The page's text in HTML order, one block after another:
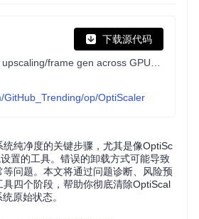
下载源代码
GitHub_Trending/op/OptiScaler
纯净度的关键步骤，尤其是像OptiSc
置的工具。错误的卸载方式可能导致
问题。本文将通过问题诊断、风险预
四个阶段，帮助你彻底清除OptiScal
原始状态。